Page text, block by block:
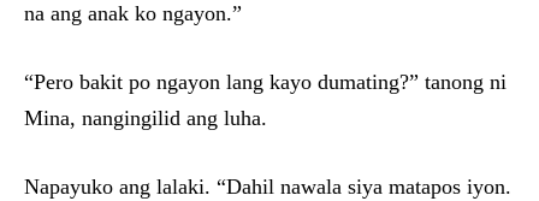
na ang anak ko ngayon.”
“Pero bakit po ngayon lang kayo dumating?” tanong ni
Mina, nangingilid ang luha.
Napayuko ang lalaki. “Dahil nawala siya matapos iyon.